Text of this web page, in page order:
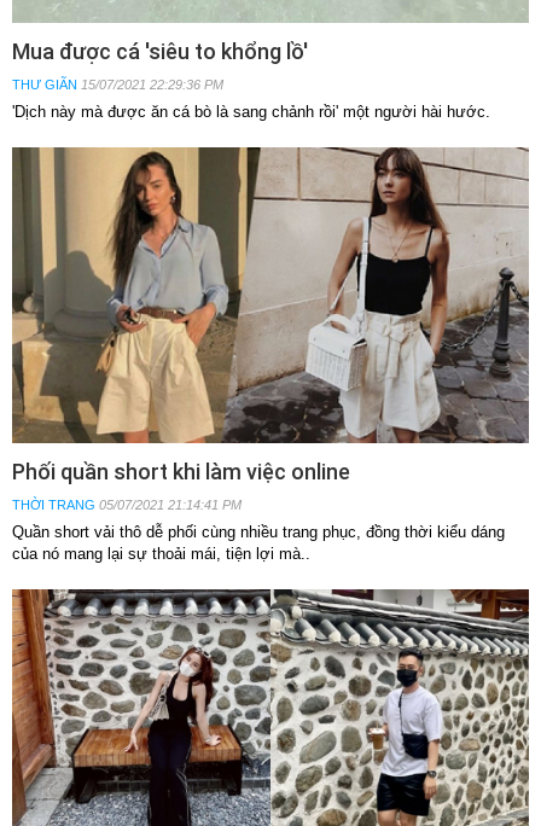
Mua được cá 'siêu to khổng lồ'
THƯ GIÃN 15/07/2021 22:29:36 PM
'Dịch này mà được ăn cá bò là sang chảnh rồi' một người hài hước.
Phối quần short khi làm việc online
THỜI TRANG 05/07/2021 21:14:41 PM
Quần short vải thô dễ phối cùng nhiều trang phục, đồng thời kiểu dáng
của nó mang lại sự thoải mái, tiện lợi mà..